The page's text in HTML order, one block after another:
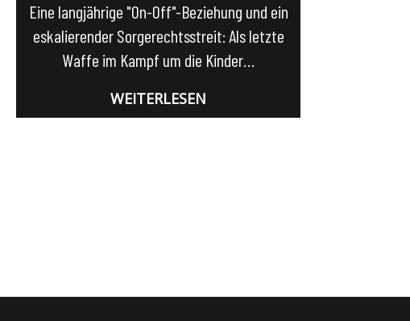
Eine langjährige "On-Off"-Beziehung und ein
eskalierender Sorgerechtsstreit: Als letzte
Waffe im Kampf um die Kinder…
WEITERLESEN